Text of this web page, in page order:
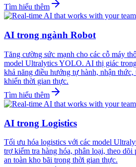
Tìm hiểu thêm
AI trong ngành Robot
Tăng cường sức mạnh cho các cỗ máy
model Ultralytics YOLO. AI thị giác
khả năng điều hướng tự hành, nhận
khiển thời gian thực.
Tìm hiểu thêm
AI trong Logistics
Tối ưu hóa logistics với các model
trợ kiểm tra hàng hóa, phân loại, theo dõi
an toàn kho bãi trong thời gian thực.